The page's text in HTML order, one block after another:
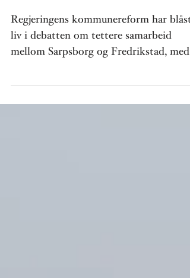
snakke sammen
Regjeringens kommunereform har blåst
liv i debatten om tettere samarbeid
en kommunesammenslåing som...